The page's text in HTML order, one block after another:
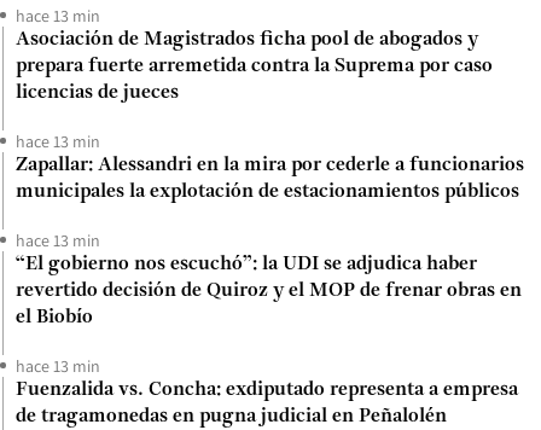
hace 13 min
Asociación de Magistrados ficha pool de abogados y
prepara fuerte arremetida contra la Suprema por caso
licencias de jueces
hace 13 min
Zapallar: Alessandri en la mira por cederle a funcionarios
municipales la explotación de estacionamientos públicos
hace 13 min
“El gobierno nos escuchó”: la UDI se adjudica haber
revertido decisión de Quiroz y el MOP de frenar obras en
el Biobío
hace 13 min
Fuenzalida vs. Concha: exdiputado representa a empresa
de tragamonedas en pugna judicial en Peñalolén